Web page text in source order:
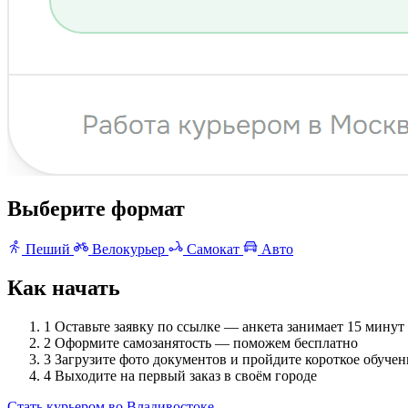
Выберите формат
Пеший Велокурьер Самокат Авто
Как начать
1 Оставьте заявку по ссылке — анкета занимает 15 минут
2 Оформите самозанятость — поможем бесплатно
3 Загрузите фото документов и пройдите короткое
4 Выходите на первый заказ в своём городе